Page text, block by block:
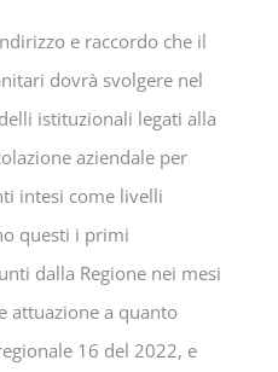
e raccordo che il
dovrà svolgere nel
istituzionali legati alla
aziendale per
intesi come livelli
questi i primi
dalla Regione nei mesi
attuazione a quanto
16 del 2022, e